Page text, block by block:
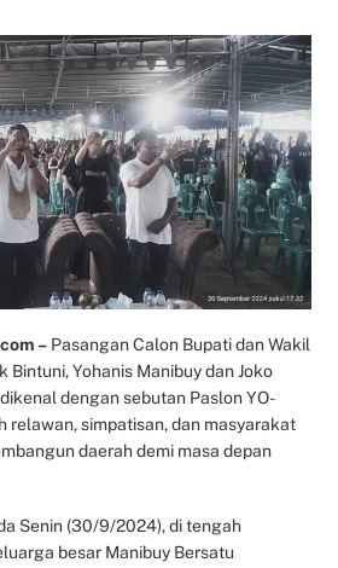
– Pasangan Calon Bupati dan Wakil
Bintuni, Yohanis Manibuy dan Joko
dengan sebutan Paslon YO-
relawan, simpatisan, dan masyarakat
daerah demi masa depan
Senin (30/9/2024), di tengah
besar Manibuy Bersatu